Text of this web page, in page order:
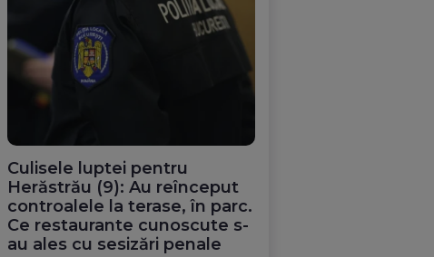
Culisele luptei pentru
Herăstrău (9): Au reînceput
controalele la terase, în parc.
Ce restaurante cunoscute s-
au ales cu sesizări penale